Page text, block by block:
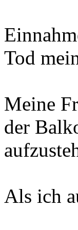
Tod
Meine
der
Als ich